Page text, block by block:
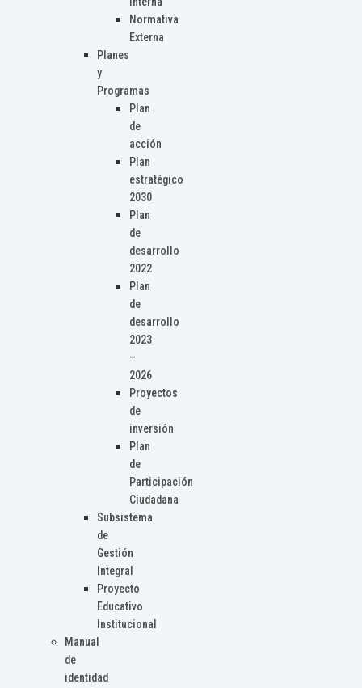
Normativa
Externa
Planes
y
Programas
Plan
de
acción
Plan
estratégico
2030
Plan
de
desarrollo
2022
Plan
de
desarrollo
2023
–
2026
Proyectos
de
inversión
Plan
de
Participación
Ciudadana
Subsistema
de
Gestión
Integral
Proyecto
Educativo
Institucional
Manual
de
identidad